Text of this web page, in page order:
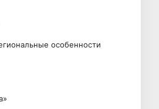
особенности